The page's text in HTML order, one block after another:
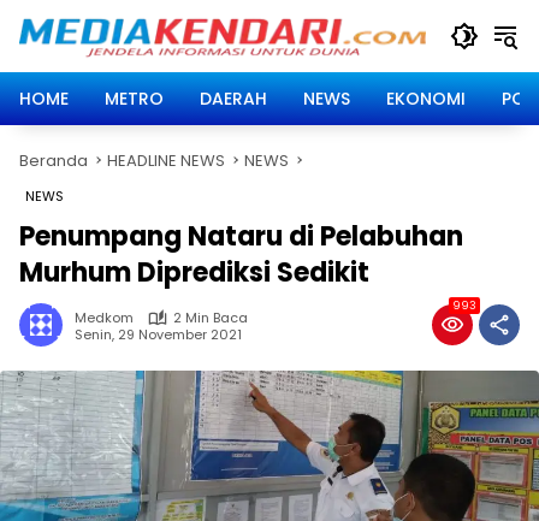
HOME
METRO DAERAH NEWS EKONOMI
Beranda HEADLINE NEWS NEWS
NEWS
Penumpang Nataru di Pelabuhan
Murhum Diprediksi Sedikit
Medkom
2 Min Baca
Senin, 29 November 2021
993